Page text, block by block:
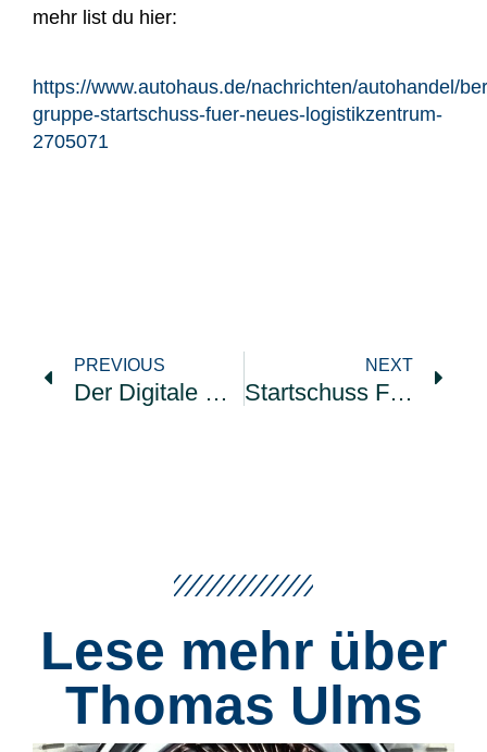
mehr list du hier:
https://www.autohaus.de/nachrichten/autohandel/
gruppe-startschuss-fuer-neues-logistikzentrum-
2705071
PREVIOUS
Der Digitale Vorreiter
NEXT
Startschuss Für Die Neue Mobilität
Lese mehr über
Thomas Ulms